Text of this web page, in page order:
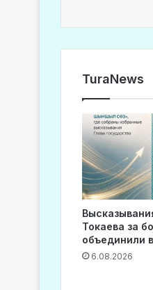
TuraNews
Токаева за
объединили
6.08.2026